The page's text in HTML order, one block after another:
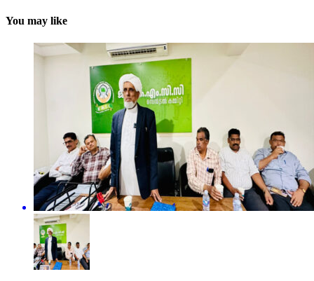
You may like